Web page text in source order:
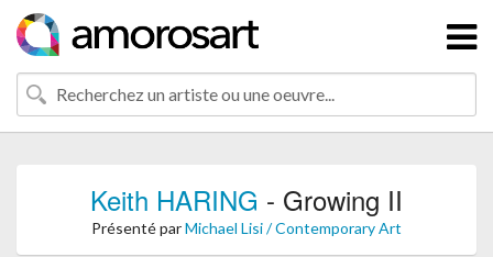
Keith HARING - Growing II
Présenté parMichael Lisi / Contemporary Art